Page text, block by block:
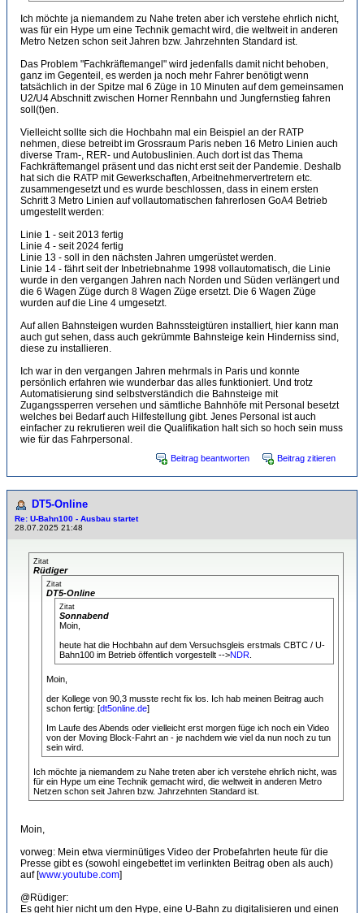
Ich möchte ja niemandem zu Nahe treten aber ich verstehe ehrlich nicht,
was für ein Hype um eine Technik gemacht wird, die weltweit in anderen
Metro Netzen schon seit Jahren bzw. Jahrzehnten Standard ist.
Das Problem "Fachkräftemangel" wird jedenfalls damit nicht behoben,
ganz im Gegenteil, es werden ja noch mehr Fahrer benötigt wenn
tatsächlich in der Spitze mal 6 Züge in 10 Minuten auf dem gemeinsamen
U2/U4 Abschnitt zwischen Horner Rennbahn und Jungfernstieg fahren
soll(t)en.
Vielleicht sollte sich die Hochbahn mal ein Beispiel an der RATP
nehmen, diese betreibt im Grossraum Paris neben 16 Metro Linien auch
diverse Tram-, RER- und Autobuslinien. Auch dort ist das Thema
Fachkräftemangel präsent und das nicht erst seit der Pandemie. Deshalb
hat sich die RATP mit Gewerkschaften, Arbeitnehmervertretern etc.
zusammengesetzt und es wurde beschlossen, dass in einem ersten
Schritt 3 Metro Linien auf vollautomatischen fahrerlosen GoA4 Betrieb
umgestellt werden:
Linie 1 - seit 2013 fertig
Linie 4 - seit 2024 fertig
Linie 13 - soll in den nächsten Jahren umgerüstet werden.
Linie 14 - fährt seit der Inbetriebnahme 1998 vollautomatisch, die Linie
wurde in den vergangen Jahren nach Norden und Süden verlängert und
die 6 Wagen Züge durch 8 Wagen Züge ersetzt. Die 6 Wagen Züge
wurden auf die Line 4 umgesetzt.
Auf allen Bahnsteigen wurden Bahnssteigtüren installiert, hier kann man
auch gut sehen, dass auch gekrümmte Bahnsteige kein Hinderniss sind,
diese zu installieren.
Ich war in den vergangen Jahren mehrmals in Paris und konnte
persönlich erfahren wie wunderbar das alles funktioniert. Und trotz
Automatisierung sind selbstverständich die Bahnsteige mit
Zugangssperren versehen und sämtliche Bahnhöfe mit Personal besetzt
welches bei Bedarf auch Hilfestellung gibt. Jenes Personal ist auch
einfacher zu rekrutieren weil die Qualifikation halt sich so hoch sein muss
wie für das Fahrpersonal.
Beitrag beantworten Beitrag zitieren
DT5-Online
Re: U-Bahn100 - Ausbau startet
28.07.2025 21:48
Zitat
Rüdiger
Zitat
DT5-Online
Zitat
Sonnabend
Moin,
heute hat die Hochbahn auf dem Versuchsgleis erstmals CBTC / U-
Bahn100 im Betrieb öffentlich vorgestellt -->NDR
Moin,
der Kollege von 90,3 musste recht fix los. Ich hab meinen Beitrag auch
schon fertig: [dt5online.de]
Im Laufe des Abends oder vielleicht erst morgen füge ich noch ein Video
von der Moving Block-Fahrt an - je nachdem wie viel da nun noch zu tun
sein wird.
Ich möchte ja niemandem zu Nahe treten aber ich verstehe ehrlich nicht, was
für ein Hype um eine Technik gemacht wird, die weltweit in anderen Metro
Netzen schon seit Jahren bzw. Jahrzehnten Standard ist.
Moin,
vorweg: Mein etwa vierminütiges Video der Probefahrten heute für die
Presse gibt es (sowohl eingebettet im verlinkten Beitrag oben als auch)
auf [www.youtube.com]
@Rüdiger:
Es geht hier nicht um den Hype, eine U-Bahn zu digitalisieren und einen